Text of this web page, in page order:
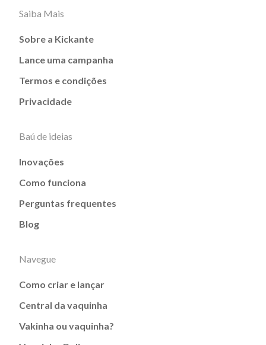
Saiba Mais
Sobre a Kickante
Lance uma campanha
Termos e condições
Privacidade
Baú de ideias
Inovações
Como funciona
Perguntas frequentes
Blog
Navegue
Como criar e lançar
Central da vaquinha
Vakinha ou vaquinha?